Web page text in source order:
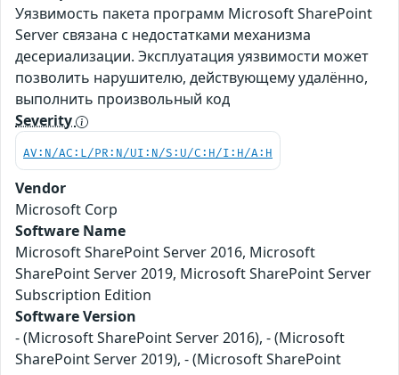
Уязвимость пакета программ Microsoft SharePoint
Server связана с недостатками механизма
десериализации. Эксплуатация уязвимости может
позволить нарушителю, действующему удалённо,
выполнить произвольный код
Severity
AV:N/AC:L/PR:N/UI:N/S:U/C:H/I:H/A:H
Vendor
Microsoft Corp
Software Name
Microsoft SharePoint Server 2016, Microsoft
SharePoint Server 2019, Microsoft SharePoint Server
Subscription Edition
Software Version
- (Microsoft SharePoint Server 2016), - (Microsoft
SharePoint Server 2019), - (Microsoft SharePoint